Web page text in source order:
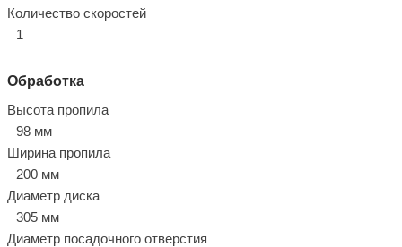
Количество скоростей
1
Обработка
Высота пропила
98 мм
Ширина пропила
200 мм
Диаметр диска
305 мм
Диаметр посадочного отверстия